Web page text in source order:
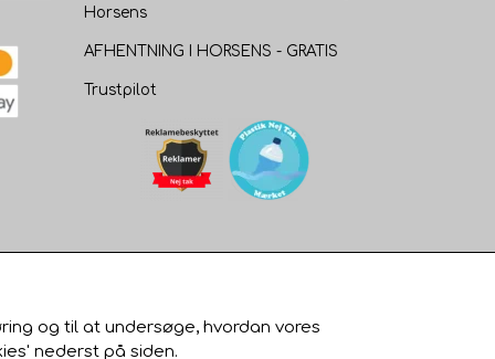
Horsens
AFHENTNING I HORSENS - GRATIS
Trustpilot
og til at undersøge, hvordan vores
nederst på siden.